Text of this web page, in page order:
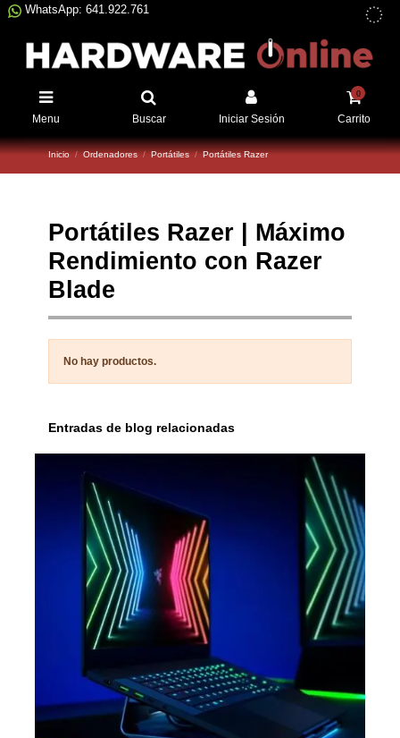
WhatsApp: 641.922.761
Menu Buscar Iniciar Sesión
0
Carrito
Inicio Ordenadores Portátiles Portátiles Razer
Portátiles Razer | Máximo
Rendimiento con Razer
Blade
No hay productos.
Entradas de blog relacionadas